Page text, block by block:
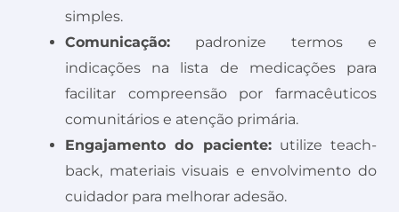
simples.
Comunicação: padronize termos e
indicações na lista de medicações para
facilitar compreensão por farmacêuticos
comunitários e atenção primária.
Engajamento do paciente:utilize teach-
back, materiais visuais e envolvimento do
cuidador para melhorar adesão.